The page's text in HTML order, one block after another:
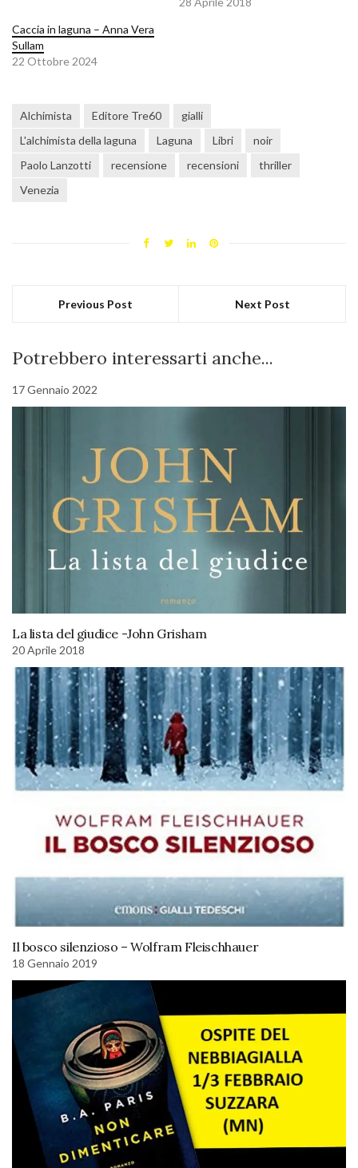
Caccia in laguna – Anna Vera
Sullam
22 Ottobre 2024
Alchimista Editore Tre60
gialli
L'alchimista della laguna
Laguna Libri
noir
Paolo Lanzotti
recensione recensioni
thriller
Venezia
Previous Post Next Post
Potrebbero interessarti anche...
17 Gennaio 2022
La lista del giudice -John Grisham
20 Aprile 2018
Il bosco silenzioso – Wolfram Fleischhauer
18 Gennaio 2019